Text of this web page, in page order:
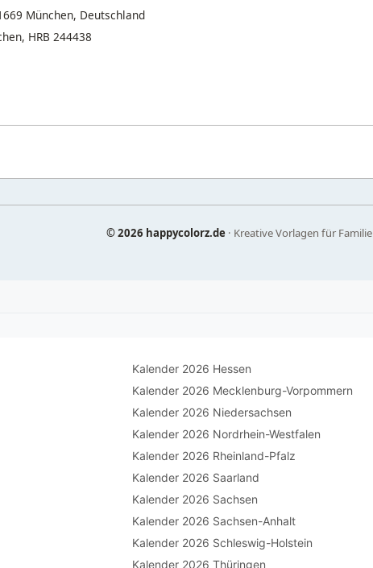
München, Deutschland
HRB 244438
©2026 happycolorz.de · Kreative Vorlagen für
Kalender 2026 Hessen
Kalender 2026 Mecklenburg-Vorpommern
Kalender 2026 Niedersachsen
Kalender 2026 Nordrhein-Westfalen
Kalender 2026 Rheinland-Pfalz
Kalender 2026 Saarland
Kalender 2026 Sachsen
Kalender 2026 Sachsen-Anhalt
Kalender 2026 Schleswig-Holstein
Kalender 2026 Thüringen